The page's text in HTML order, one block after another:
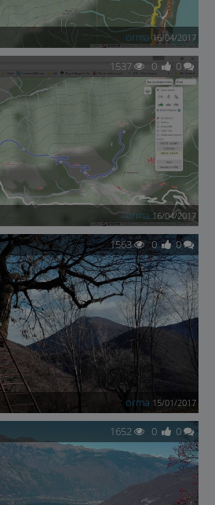
orma 16/04/2017
1537 0 0
orma 16/04/2017
1563 0 0
orma 15/01/2017
1652 0 0